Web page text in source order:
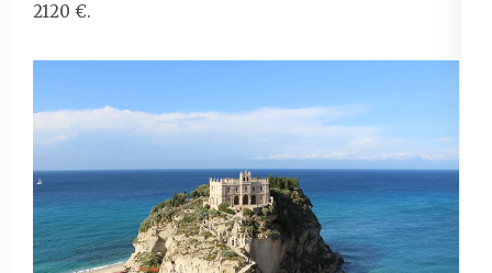
2120 €.